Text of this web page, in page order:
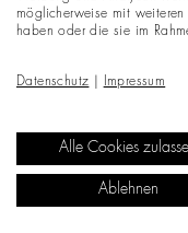
möglicherweise mit
haben oder die sie im
Datenschutz Impressum
Alle Cookies
Ablehnen